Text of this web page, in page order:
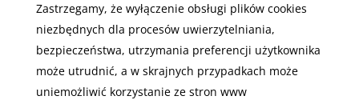
Zastrzegamy, że wyłączenie obsługi plików cookies
niezbędnych dla procesów uwierzytelniania,
bezpieczeństwa, utrzymania preferencji użytkownika
może utrudnić, a w skrajnych przypadkach może
uniemożliwić korzystanie ze stron www